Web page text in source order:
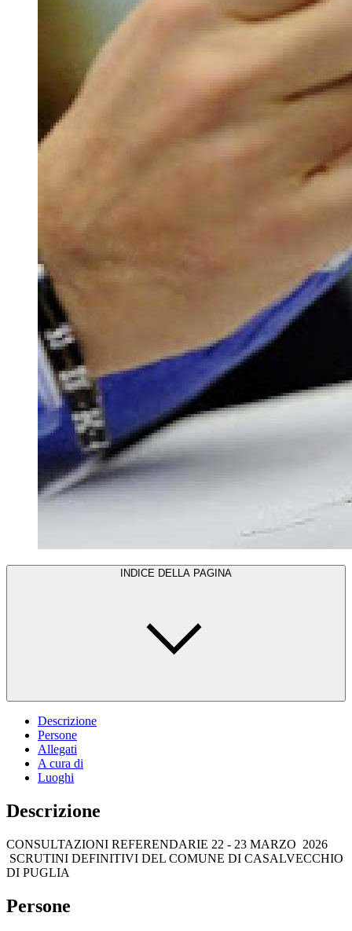
INDICE DELLA PAGINA
Descrizione
Persone
Allegati
A cura di
Luoghi
Descrizione
CONSULTAZIONI REFERENDARIE 22 - 23 MARZO 2026
SCRUTINI DEFINITIVI DEL COMUNE DI CASALVECCHIO
DI PUGLIA
Persone